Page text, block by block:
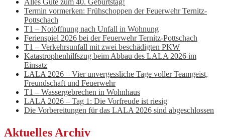
Alles Gute zum 40. Geburtstag!
Termin vormerken: Frühschoppen der Feuerwehr Ternitz-
Pottschach
T1 – Notöffnung nach Unfall in Wohnung
Ferienspiel 2026 bei der Feuerwehr Ternitz-Pottschach
T1 – Verkehrsunfall mit zwei beschädigten PKW
Katastrophenhilfszug beim Abbau des LALA 2026 im
Einsatz
LALA 2026 – Vier unvergessliche Tage voller Teamgeist,
Freundschaft und Feuerwehr
T1 – Wassergebrechen in Wohnhaus
LALA 2026 – Tag 1: Die Vorfreude ist riesig
Die Vorbereitungen für das LALA 2026 sind abgeschlossen
Aktuelles Archiv